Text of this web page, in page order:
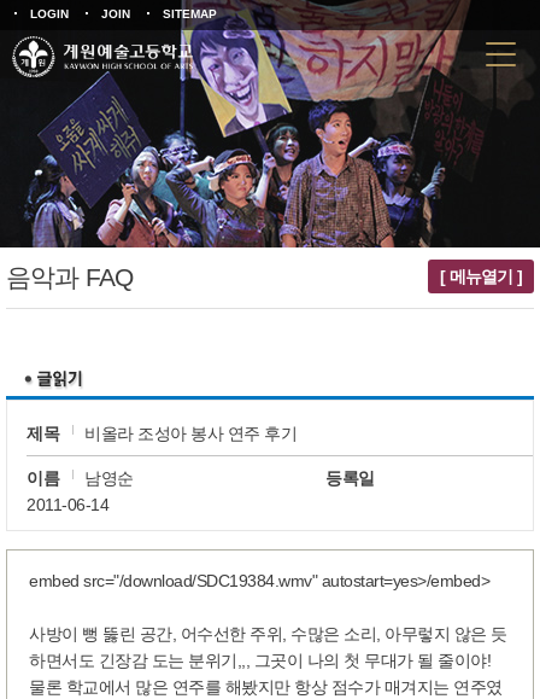
LOGIN JOIN SITEMAP
음악과 FAQ [ 메뉴열기 ]
제목 비올라 조성아 봉사 연주 후기
이름 남영순
등록일
2011-06-14
embed src="/download/SDC19384.wmv" autostart=yes>/embed>
사방이 뻥 뚫린 공간, 어수선한 주위, 수많은 소리, 아무렇지 않은 듯
하면서도 긴장감 도는 분위기,,, 그곳이 나의 첫 무대가 될 줄이야!
물론 학교에서 많은 연주를 해봤지만 항상 점수가 매겨지는 연주였